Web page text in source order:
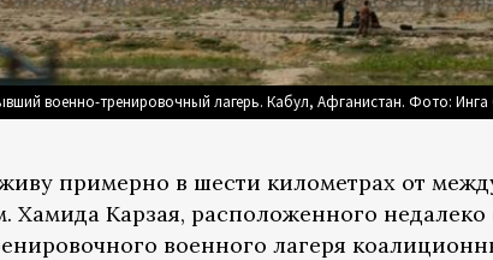
военно-тренировочный лагерь. Кабул, Афганистан. Фото: Инга
примерно в шести километрах от
Хамида Карзая, расположенного
военного лагеря